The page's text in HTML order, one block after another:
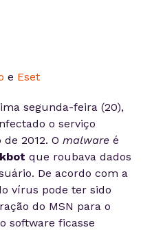
e Eset
segunda-feira (20),
o serviço
2012. O malware é
que roubava dados
De acordo com a
vírus pode ter sido
do MSN para o
software ficasse